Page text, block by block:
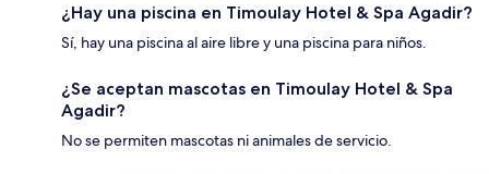
¿Hay una piscina en Timoulay Hotel & Spa Agadir?
Sí, hay una piscina al aire libre y una piscina para niños.
¿Se aceptan mascotas en Timoulay Hotel & Spa
Agadir?
No se permiten mascotas ni animales de servicio.